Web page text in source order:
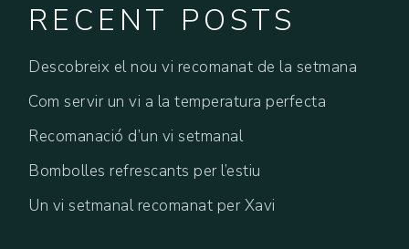
RECENT POSTS
Descobreix el nou vi recomanat de la setmana
Com servir un vi a la temperatura perfecta
Recomanació d’un vi setmanal
Bombolles refrescants per l’estiu
Un vi setmanal recomanat per Xavi